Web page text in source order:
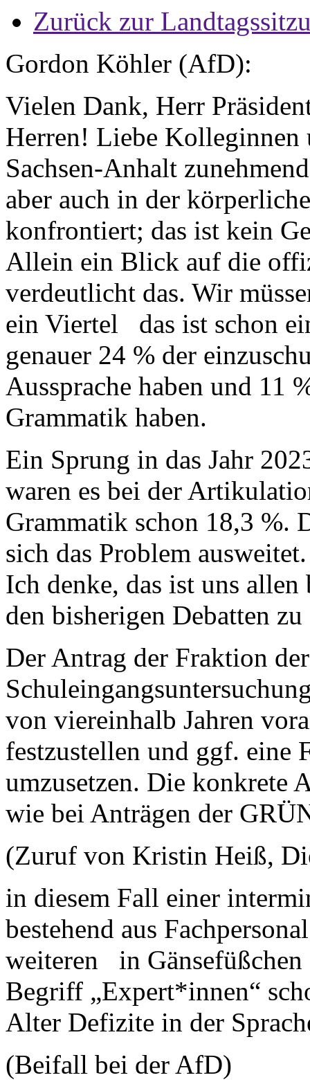
Zurück zur
Gordon Köhler (AfD):
Vielen Dank, Herr
Herren! Liebe
Sachsen-Anhalt
aber auch in der
konfrontiert; das ist kein
Allein ein Blick auf die
verdeutlicht das. Wir
ein Viertel das ist schon
genauer 24 % der
Aussprache haben und 11
Grammatik haben.
Ein Sprung in das Jahr
waren es bei der
Grammatik schon 18,3 %.
sich das Problem
Ich denke, das ist uns
den bisherigen Debatten
Der Antrag der Fraktion
von viereinhalb Jahren
festzustellen und ggf. eine
umzusetzen. Die konkrete
wie bei Anträgen der
(Zuruf von Kristin Heiß,
in diesem Fall einer
bestehend aus
weiteren in
Begriff „Expert*innen“
Alter Defizite in der
(Beifall bei der AfD)